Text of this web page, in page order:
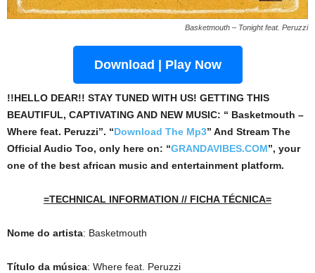
Basketmouth – Tonight feat. Peruzzi
Download | Play Now
!!HELLO DEAR!! STAY TUNED WITH US! GETTING THIS
BEAUTIFUL, CAPTIVATING AND NEW MUSIC: “ Basketmouth –
Where feat. Peruzzi”. “Download The Mp3” And Stream The
Official Audio Too, only here on: “GRANDAVIBES.COM”, your
one of the best african music and entertainment platform.
=TECHNICAL INFORMATION // FICHA TÉCNICA=
Nome do artista: Basketmouth
Título da música: Where feat. Peruzzi